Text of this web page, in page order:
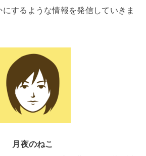
するような情報を発信していきま
月夜のねこ